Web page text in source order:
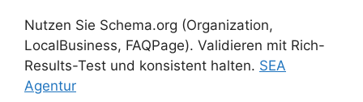
Nutzen Sie Schema.org (Organization,
LocalBusiness, FAQPage). Validieren mit Rich-
Results-Test und konsistent halten. SEA
Agentur